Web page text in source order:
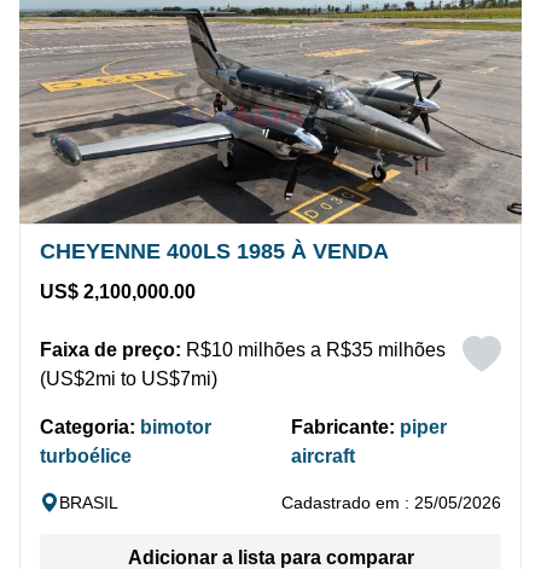
CHEYENNE 400LS 1985 À VENDA
US$ 2,100,000.00
Faixa de preço: R$10 milhões a R$35 milhões
(US$2mi to US$7mi)
Categoria: bimotor
turboélice
Fabricante: piper
aircraft
BRASIL Cadastrado em : 25/05/2026
Adicionar a lista para comparar